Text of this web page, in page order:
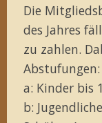
Die
des Jahres
zu zahlen.
Abstufungen:
a: Kinder bis
b: